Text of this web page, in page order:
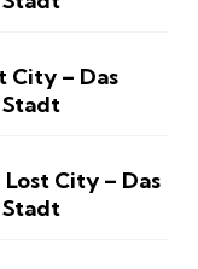
City – Das
City – Das